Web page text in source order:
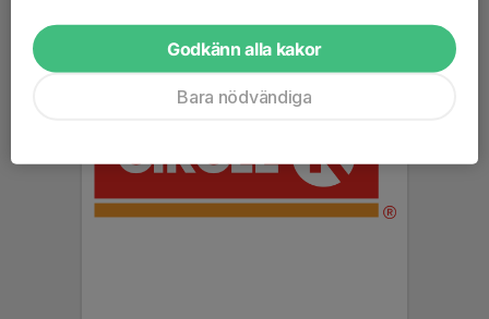
Godkänn alla kakor
Bara nödvändiga